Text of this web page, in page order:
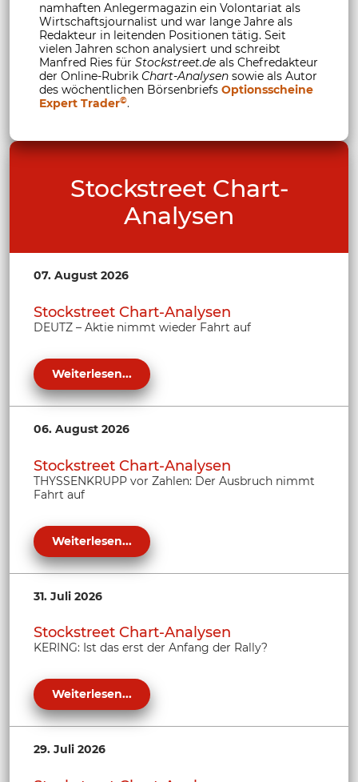
namhaften Anlegermagazin ein Volontariat als
Wirtschaftsjournalist und war lange Jahre als
Redakteur in leitenden Positionen tätig. Seit
vielen Jahren schon analysiert und schreibt
Manfred Ries für Stockstreet.de als Chefredakteur
der Online-Rubrik Chart-Analysen sowie als Autor
des wöchentlichen Börsenbriefs Optionsscheine
Expert Trader©.
Stockstreet Chart-
Analysen
07. August 2026
Stockstreet Chart-Analysen
DEUTZ – Aktie nimmt wieder Fahrt auf
Weiterlesen...
06. August 2026
Stockstreet Chart-Analysen
THYSSENKRUPP vor Zahlen: Der Ausbruch nimmt
Fahrt auf
Weiterlesen...
31. Juli 2026
Stockstreet Chart-Analysen
KERING: Ist das erst der Anfang der Rally?
Weiterlesen...
29. Juli 2026